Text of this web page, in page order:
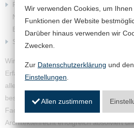
Prozessrecht (Durchsetzung/Abwehr
Nachtragsforderungen, Begleitung bei
Beweisverfahren)
Streitschlichtung und Schiedsverfahren
Wir verfügen im privaten Baurecht über
Erfahrung in den Bereichen und beraten
allen rechtlichen Fragen. Rechtsanwalt
besondere Qualifikation den
Fachanwaltsprüfung für den Fachanwalt
Architektenrecht erfolgreich absolviert
Wir verwenden Cookies, um
Funktionen der Website
Darüber hinaus verwenden wir
Zwecken.
Zur Datenschutzerklärung und den
Einstellungen
Allen zustimmen